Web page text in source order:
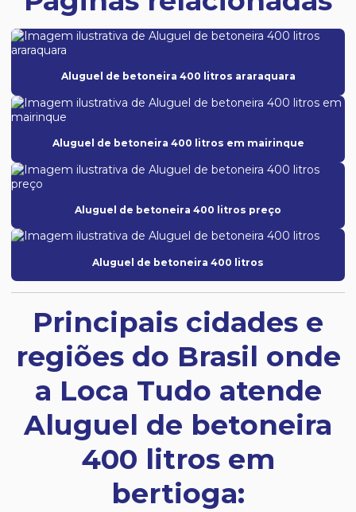
Aluguel de betoneira 400 litros araraquara
Aluguel de betoneira 400 litros em mairinque
Aluguel de betoneira 400 litros preço
Aluguel de betoneira 400 litros
Principais cidades e
regiões do Brasil onde
a Loca Tudo atende
Aluguel de betoneira
400 litros em
bertioga: